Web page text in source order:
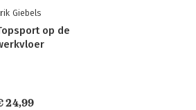
Giebels
op de
24,99